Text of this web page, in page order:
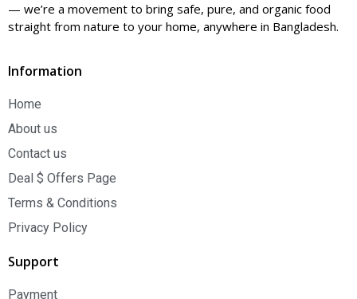
— we’re a movement to bring safe, pure, and organic food
straight from nature to your home, anywhere in Bangladesh.
Information
Home
About us
Contact us
Deal $ Offers Page
Terms & Conditions
Privacy Policy
Support
Payment